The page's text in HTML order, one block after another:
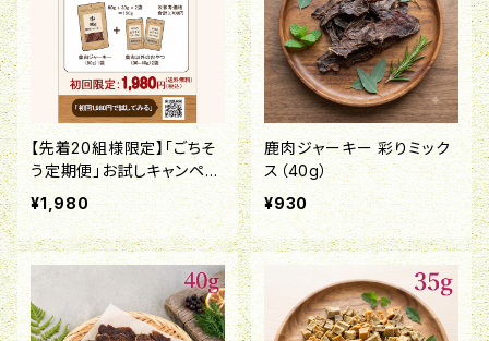
【先着20組様限定】「ごちそ
う定期便」お試しキャンペー
ン！
¥1,980
鹿肉ジャーキー 彩りミック
ス（40g）
¥930